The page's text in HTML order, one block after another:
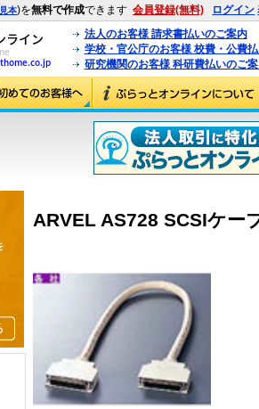
見本)を無料で作成できます 会員登録(無料) ログイン
法人のお客様 請求書払いのご案内
学校・官公庁のお客様 校費・公費
研究機関のお客様 科研費払いのご
ARVEL AS728 SCSIケー